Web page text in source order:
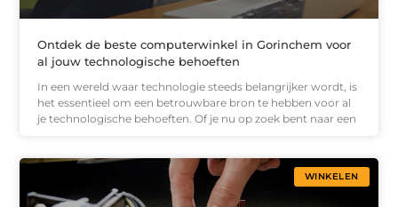
Ontdek de beste computerwinkel in Gorinchem voor
al jouw technologische behoeften
In een wereld waar technologie steeds belangrijker wordt, is
het essentieel om een betrouwbare bron te hebben voor al
je technologische behoeften. Of je nu op zoek bent naar een
WINKELEN